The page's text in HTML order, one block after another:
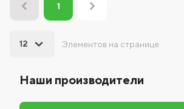
1
Элементов на странице
12
Наши производители